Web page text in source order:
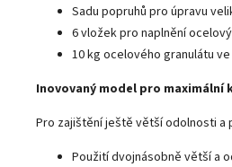
Sadu popruhů pro úpravu
6 vložek pro naplnění
10 kg ocelového granulátu
Inovovaný model pro
Pro zajištění ještě větší odolnosti a
Použití dvojnásobně větší a